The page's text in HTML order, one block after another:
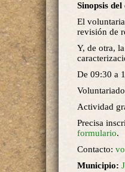
Sinopsis del
El
revisión de
Y, de otra,
De 09:30 a
Actividad
Precisa
formulario.
Contacto:
Municipio: